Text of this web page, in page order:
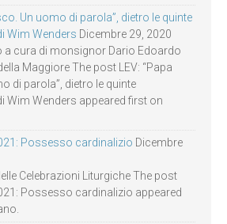
Un uomo di parola”, dietro le quinte
Wim Wenders Dicembre 29, 2020
cura di monsignor Dario Edoardo
Maggiore The post LEV: “Papa
di parola”, dietro le quinte
Wim Wenders appeared first on
Possesso cardinalizio Dicembre
Celebrazioni Liturgiche The post
Possesso cardinalizio appeared